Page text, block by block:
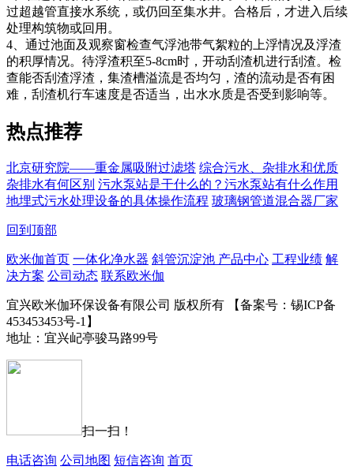
过超越管直接水系统，或仍回至集水井。合格后，才进入后续
处理构筑物或回用。
4、通过池面及观察窗检查气浮池带气絮粒的上浮情况及浮渣
的积厚情况。待浮渣积至5-8cm时，开动刮渣机进行刮渣。检
查能否刮渣浮渣，集渣槽溢流是否均匀，渣的流动是否有困
难，刮渣机行车速度是否适当，出水水质是否受到影响等。
热点推荐
北京研究院——重金属吸附过滤塔 综合污水、杂排水和优质
杂排水有何区别 污水泵站是干什么的？污水泵站有什么作用
地埋式污水处理设备的具体操作流程 玻璃钢管道混合器厂家
回到顶部
欧米伽首页 一体化净水器 斜管沉淀池 产品中心 工程业绩 解
决方案 公司动态 联系欧米伽
宜兴欧米伽环保设备有限公司 版权所有 【备案号：锡ICP备
453453453号-1】
地址：宜兴屺亭骏马路99号
扫一扫！
电话咨询 公司地图 短信咨询 首页